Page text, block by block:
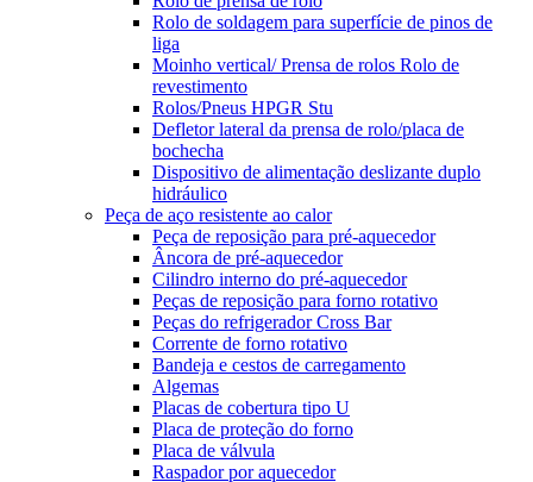
Rolo de soldagem para superfície de pinos de
liga
Moinho vertical/ Prensa de rolos Rolo de
revestimento
Rolos/Pneus HPGR Stu
Defletor lateral da prensa de rolo/placa de
bochecha
Dispositivo de alimentação deslizante duplo
hidráulico
Peça de aço resistente ao calor
Peça de reposição para pré-aquecedor
Âncora de pré-aquecedor
Cilindro interno do pré-aquecedor
Peças de reposição para forno rotativo
Peças do refrigerador Cross Bar
Corrente de forno rotativo
Bandeja e cestos de carregamento
Algemas
Placas de cobertura tipo U
Placa de proteção do forno
Placa de válvula
Raspador por aquecedor